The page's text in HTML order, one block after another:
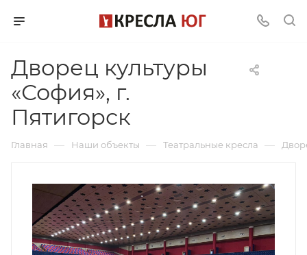
Дворец культуры
«София», г.
Пятигорск
Главная — Наши объекты — Театральные кресла —